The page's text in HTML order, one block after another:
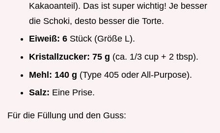
Kakaoanteil). Das ist super wichtig! Je besser
die Schoki, desto besser die Torte.
Eiweiß: 6 Stück (Größe L).
Kristallzucker: 75 g (ca. 1/3 cup + 2 tbsp).
Mehl: 140 g (Type 405 oder All-Purpose).
Salz: Eine Prise.
Für die Füllung und den Guss: